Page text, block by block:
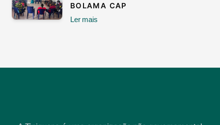
BOLAMA CAP
Ler mais